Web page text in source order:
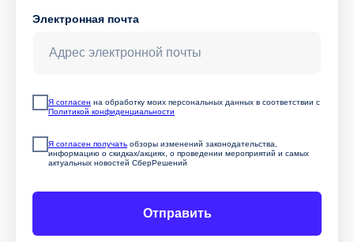
Электронная почта
Я согласен на обработку моих персональных данных в соответствии с
Политикой конфиденциальности
Я согласен получать обзоры изменений законодательства,
информацию о скидках/акциях, о проведении мероприятий и самых
актуальных новостей СберРешений
Отправить
8 800 700-13-76
пн-чт с 08:00 до 19:00
пт с 08:00 до 18:00